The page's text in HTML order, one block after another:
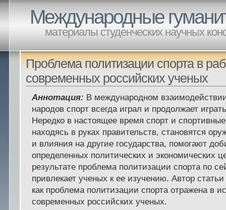
Международные
материалы студенческих научных
Проблема политизации спорта в
современных российских ученых
Аннотация: В международном
народов спорт всегда играл и продолжает
Нередко в настоящее время спорт и
находясь в руках правительств, становятся
и влияния на другие государства, помогают
определенных политических и экономических
результате проблема политизации спорта по
привлекает ученых к ее изучению. Автор
как проблема политизации спорта отражена в
современных российских ученых.